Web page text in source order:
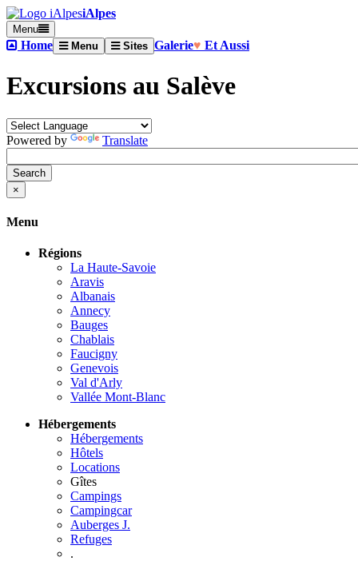
iAlpes
Menu
Home Menu Sites Galerie♥ Et Aussi
Excursions au Salève
Powered by Translate
×
Menu
Régions
La Haute-Savoie
Aravis
Albanais
Annecy
Bauges
Chablais
Faucigny
Genevois
Val d'Arly
Vallée Mont-Blanc
Hébergements
Hébergements
Hôtels
Locations
Gîtes
Campings
Campingcar
Auberges J.
Refuges
.